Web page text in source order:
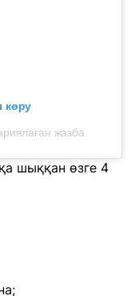
көру
жазба
шыққан өзге 4